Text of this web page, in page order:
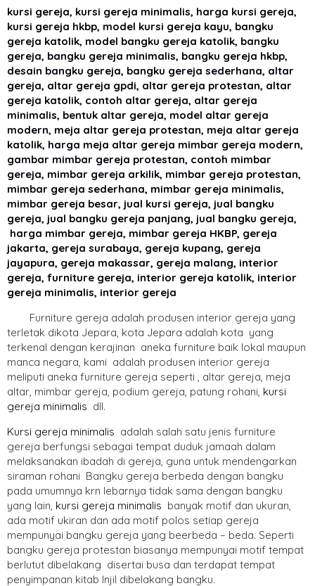
kursi gereja, kursi gereja minimalis, harga kursi gereja,
kursi gereja hkbp, model kursi gereja kayu, bangku
gereja katolik, model bangku gereja katolik, bangku
gereja, bangku gereja minimalis, bangku gereja hkbp,
desain bangku gereja, bangku gereja sederhana, altar
gereja, altar gereja gpdi, altar gereja protestan, altar
gereja katolik, contoh altar gereja, altar gereja
minimalis, bentuk altar gereja, model altar gereja
modern, meja altar gereja protestan, meja altar gereja
katolik, harga meja altar gereja mimbar gereja modern,
gambar mimbar gereja protestan, contoh mimbar
gereja, mimbar gereja arkilik, mimbar gereja protestan,
mimbar gereja sederhana, mimbar gereja minimalis,
mimbar gereja besar, jual kursi gereja, jual bangku
gereja, jual bangku gereja panjang, jual bangku gereja,
harga mimbar gereja, mimbar gereja HKBP, gereja
jakarta, gereja surabaya, gereja kupang, gereja
jayapura, gereja makassar, gereja malang, interior
gereja, furniture gereja, interior gereja katolik, interior
gereja minimalis, interior gereja
Furniture gereja adalah produsen interior gereja yang
terletak dikota Jepara, kota Jepara adalah kota yang
terkenal dengan kerajinan aneka furniture baik lokal maupun
manca negara, kami adalah produsen interior gereja
meliputi aneka furniture gereja seperti , altar gereja, meja
altar, mimbar gereja, podium gereja, patung rohani, kursi
gereja minimalis dll.
Kursi gereja minimalis adalah salah satu jenis furniture
gereja berfungsi sebagai tempat duduk jamaah dalam
melaksanakan ibadah di gereja, guna untuk mendengarkan
siraman rohani Bangku gereja berbeda dengan bangku
pada umumnya krn lebarnya tidak sama dengan bangku
yang lain, kursi gereja minimalis banyak motif dan ukuran,
ada motif ukiran dan ada motif polos setiap gereja
mempunyai bangku gereja yang beerbeda – beda. Seperti
bangku gereja protestan biasanya mempunyai motif tempat
berlutut dibelakang disertai busa dan terdapat tempat
penyimpanan kitab Injil dibelakang bangku.